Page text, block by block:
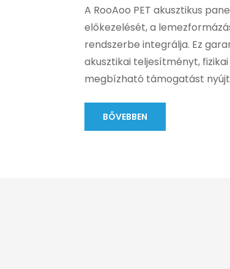
A RooAoo PET akusztikus
előkezelését, a
rendszerbe integrálja. Ez
akusztikai teljesítményt,
megbízható támogatást
BŐVEBBEN